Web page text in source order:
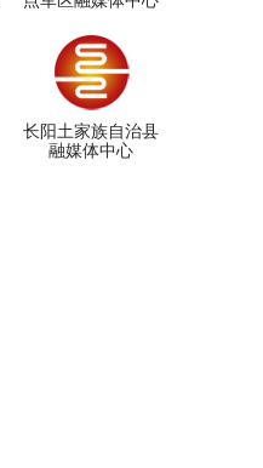
长阳土家族自治县
融媒体中心